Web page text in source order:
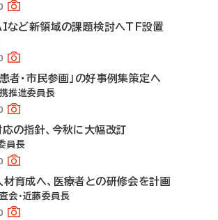
AIなど新領域の課題検討へTF設置
患者・市民参画」の好事例集策定へ
推進委員長
対応の指針、今秋に大幅改訂
員長
人材育成へ、医療者との研修会を計画
会・近藤委員長